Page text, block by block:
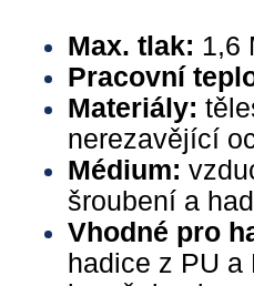
Max. tlak: 1,6
Pracovní
Materiály:
nerezavějící
Médium:
šroubení a
Vhodné pro
hadice z PU